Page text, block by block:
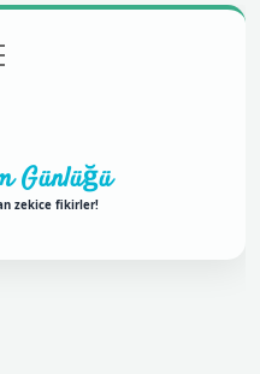
Günlüğü
zekice fikirler!